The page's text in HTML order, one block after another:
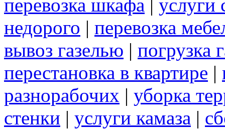
перевозка шкафа | услуги
недорого | перевозка
вывоз газелью | погрузка
перестановка в квартире |
разнорабочих | уборка
стенки | услуги камаза |